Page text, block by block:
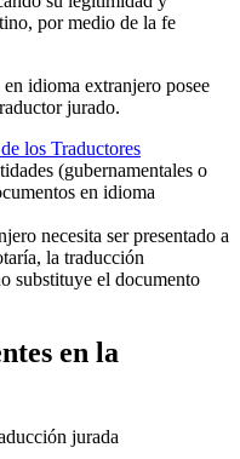
por medio de la fe
idioma extranjero posee
jurado.
los Traductores
(gubernamentales o
en idioma
necesita ser presentado a
la traducción
substituye el documento
en la